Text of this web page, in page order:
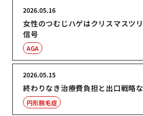
女性のつむじハゲはクリスマスツ
信号
2026.05.16
AGA
終わりなき治療費負担と出口戦略
2026.05.15
円形脱毛症